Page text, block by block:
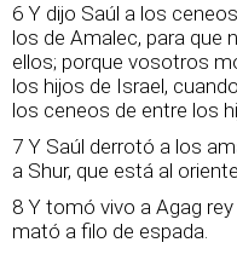
6 Y dijo Saúl a los
los de Amalec, para que
ellos; porque vosotros
los hijos de Israel,
los ceneos de entre los
7 Y Saúl derrotó a los
a Shur, que está al
8 Y tomó vivo a Agag
mató a filo de espada.